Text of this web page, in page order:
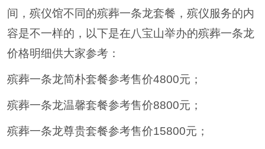
间，殡仪馆不同的殡葬一条龙套餐，殡仪服务的内
容是不一样的，以下是在八宝山举办的殡葬一条龙
价格明细供大家参考：
殡葬一条龙简朴套餐参考售价4800元；
殡葬一条龙温馨套餐参考售价8800元；
殡葬一条龙尊贵套餐参考售价15800元；